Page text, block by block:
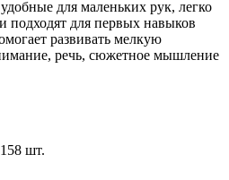
для маленьких рук, легко
подходят для первых навыков
развивать мелкую
речь, сюжетное мышление
шт.